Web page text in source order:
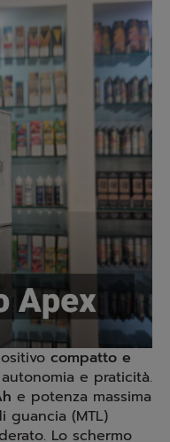
compatto e
e praticità.
e potenza massima
(MTL)
Lo schermo